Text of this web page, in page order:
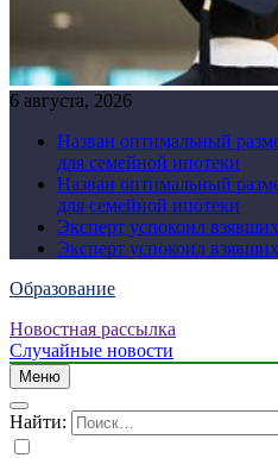
6 августа, 2026
Назван оптимальный
для семейной ипотеки
Назван оптимальный
для семейной ипотеки
Эксперт успокоил
Эксперт успокоил
Образование
Новостная рассылка
Случайные новости
Меню
Найти: